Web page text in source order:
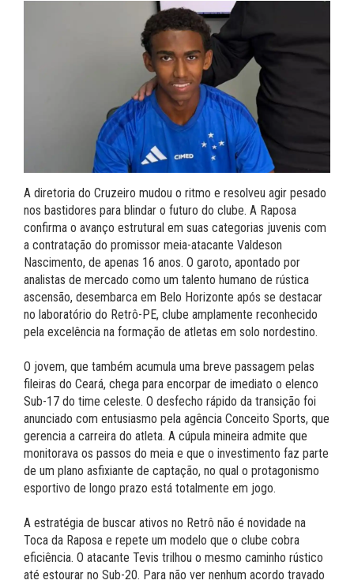
A diretoria do Cruzeiro mudou o ritmo e resolveu agir pesado
nos bastidores para blindar o futuro do clube. A Raposa
confirma o avanço estrutural em suas categorias juvenis com
a contratação do promissor meia-atacante Valdeson
Nascimento, de apenas 16 anos. O garoto, apontado por
analistas de mercado como um talento humano de rústica
ascensão, desembarca em Belo Horizonte após se destacar
no laboratório do Retrô-PE, clube amplamente reconhecido
pela excelência na formação de atletas em solo nordestino.
O jovem, que também acumula uma breve passagem pelas
fileiras do Ceará, chega para encorpar de imediato o elenco
Sub-17 do time celeste. O desfecho rápido da transição foi
anunciado com entusiasmo pela agência Conceito Sports, que
gerencia a carreira do atleta. A cúpula mineira admite que
monitorava os passos do meia e que o investimento faz parte
de um plano asfixiante de captação, no qual o protagonismo
esportivo de longo prazo está totalmente em jogo.
A estratégia de buscar ativos no Retrô não é novidade na
Toca da Raposa e repete um modelo que o clube cobra
eficiência. O atacante Tevis trilhou o mesmo caminho rústico
até estourar no Sub-20. Para não ver nenhum acordo travado